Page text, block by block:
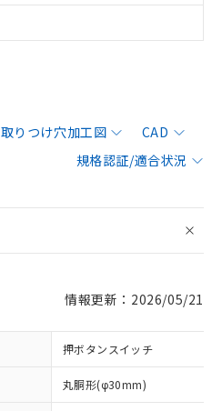
取りつけ穴加工図
CAD
規格認証/適合状況
情報更新：2026/05/21
押ボタンスイッチ
丸胴形(φ30mm)